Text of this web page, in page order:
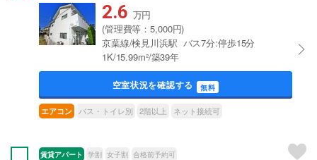
2.6 万円
(管理費等：5,000円)
京葉線/検見川浜駅 バス7分:停歩15分
1K/15.99m²/築39年
空室状況を確認する 無料
エアコン バス・トイレ別 2階以上 ネット接続可
賃貸アパート 学割 女子割 合格前予約可